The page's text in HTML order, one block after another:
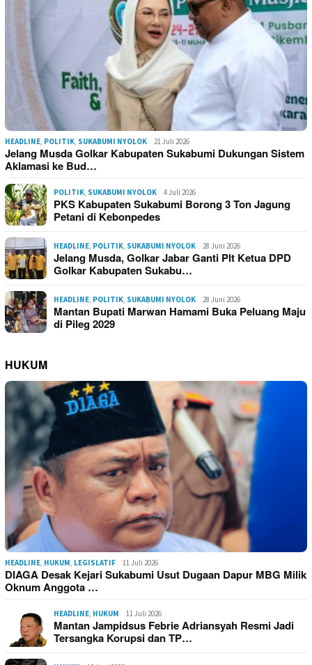
HEADLINE, POLITIK, SUKABUMI NYOLOK 21 Juli 2026
Jelang Musda Golkar Kabupaten Sukabumi Dukungan Sistem
Aklamasi ke Bud…
POLITIK, SUKABUMI NYOLOK 4 Juli 2026
PKS Kabupaten Sukabumi Borong 3 Ton Jagung
Petani di Kebonpedes
HEADLINE, POLITIK, SUKABUMI NYOLOK 28 Juni 2026
Jelang Musda, Golkar Jabar Ganti Plt Ketua DPD
Golkar Kabupaten Sukabu…
HEADLINE, POLITIK, SUKABUMI NYOLOK 28 Juni 2026
Mantan Bupati Marwan Hamami Buka Peluang Maju
di Pileg 2029
HUKUM
HEADLINE, HUKUM, LEGISLATIF 11 Juli 2026
DIAGA Desak Kejari Sukabumi Usut Dugaan Dapur MBG Milik
Oknum Anggota …
HEADLINE, HUKUM 11 Juli 2026
Mantan Jampidsus Febrie Adriansyah Resmi Jadi
Tersangka Korupsi dan TP…